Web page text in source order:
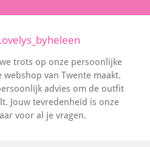
trots op onze persoonlijke
van Twente maakt.
advies om de outfit
Jouw tevredenheid is onze
voor al je vragen.